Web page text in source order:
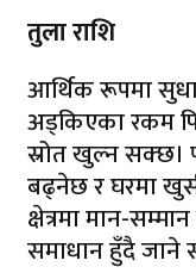
तुला राशि
आर्थिक रूपमा
अड्किएका रकम
स्रोत खुल्न सक्छ।
बढ्नेछ र घरमा
क्षेत्रमा मान-
समाधान हुँदै जाने